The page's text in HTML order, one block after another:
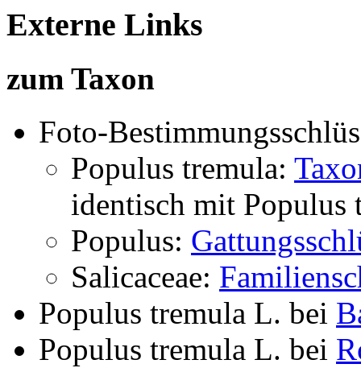
Externe Links
zum Taxon
Foto-
Populus tremula:
identisch mit Populus
Populus:
Salicaceae:
Populus tremula L. bei
Populus tremula L. bei